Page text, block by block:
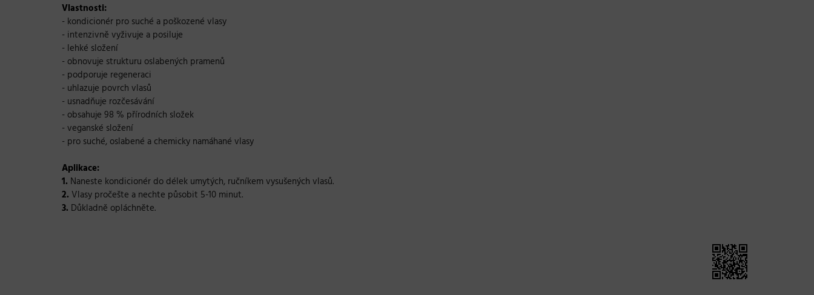
Vlastnosti:
- kondicionér pro suché a poškozené vlasy
- intenzivně vyživuje a posiluje
- lehké složení
- obnovuje strukturu oslabených pramenů
- podporuje regeneraci
- uhlazuje povrch vlasů
- usnadňuje rozčesávání
- obsahuje 98 % přírodních složek
- veganské složení
- pro suché, oslabené a chemicky namáhané vlasy
Aplikace:
1. Naneste kondicionér do délek umytých, ručníkem vysušených vlasů.
2. Vlasy pročešte a nechte působit 5-10 minut.
3. Důkladně opláchněte.